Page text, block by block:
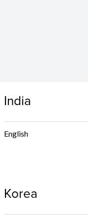
India
English
Korea